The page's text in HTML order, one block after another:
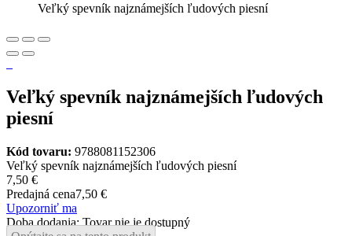
Veľký spevník najznámejších ľudových piesní
Veľký spevník najznámejších ľudových
piesní
Kód tovaru: 9788081152306
Veľký spevník najznámejších ľudových piesní
7,50 €
Predajná cena7,50 €
Upozorniť ma
Doba dodania: Tovar nie je dostupný